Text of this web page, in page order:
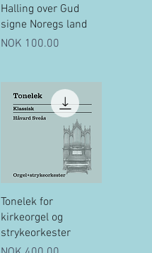
Quick View
Halling over Gud
signe Noregs land
Price
NOK 100.00
Quick View
Tonelek for
kirkeorgel og
strykeorkester